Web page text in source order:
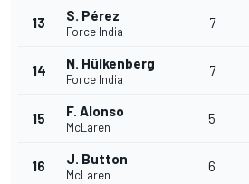
13 S. Pérez
Force India
7
14 N. Hülkenberg
Force India
7
15 F. Alonso
McLaren
5
16 J. Button
McLaren
6